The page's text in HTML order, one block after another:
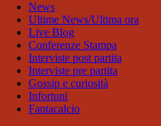
News
Ultime News/Ultima ora
Live Blog
Conferenze Stampa
Interviste post partita
Interviste pre partita
Gossip e curiosità
Infortuni
Fantacalcio